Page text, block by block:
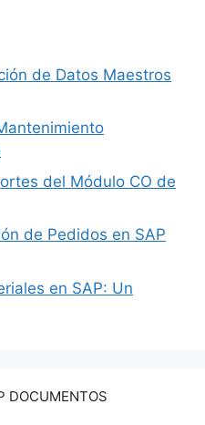
de Datos Maestros
del Módulo CO de
de Pedidos en SAP
en SAP: Un
DOCUMENTOS